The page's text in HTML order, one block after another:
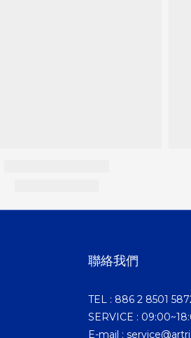
聯絡我們
TEL : 886 2 8501
SERVICE :
E-mail :